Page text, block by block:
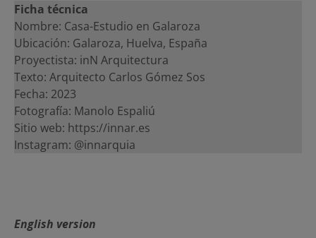
Ficha técnica
Nombre: Casa-Estudio en Galaroza
Ubicación: Galaroza, Huelva, España
Proyectista: inN Arquitectura
Texto: Arquitecto Carlos Gómez Sos
Fecha: 2023
Fotografía: Manolo Espaliú
Sitio web: https://innar.es
Instagram: @innarquia
English version